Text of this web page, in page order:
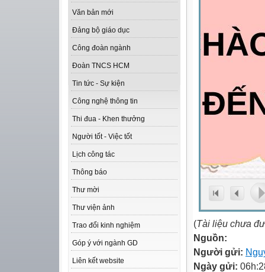
Văn bản mới
Đảng bộ giáo dục
Công đoàn ngành
Đoàn TNCS HCM
Tin tức - Sự kiện
Công nghệ thông tin
Thi đua - Khen thưởng
Người tốt - Việc tốt
Lịch công tác
Thông báo
Thư mời
Thư viện ảnh
Trao đổi kinh nghiệm
Góp ý với ngành GD
Liên kết website
(Tài liệu chưa
Nguồn:
Người gửi:
Ngày gửi: